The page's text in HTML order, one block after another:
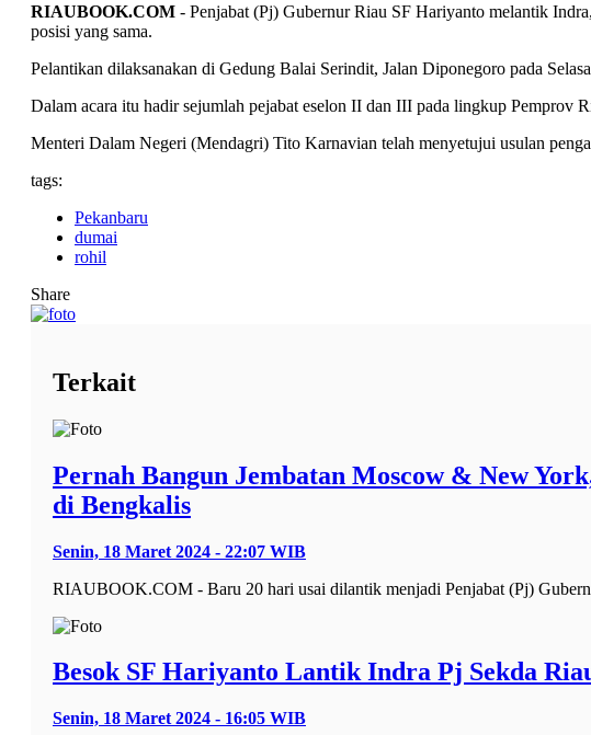
RIAUBOOK.COM - Penjabat (Pj) Gubernur Riau SF Hariyanto melantik
posisi yang sama.
Pelantikan dilaksanakan di Gedung Balai Serindit, Jalan Diponegoro pada
Dalam acara itu hadir sejumlah pejabat eselon II dan III pada lingkup Pemprov
Menteri Dalam Negeri (Mendagri) Tito Karnavian telah menyetujui usulan
tags:
Pekanbaru
dumai
rohil
Share
Terkait
Pernah Bangun Jembatan Moscow & New
di Bengkalis
Senin, 18 Maret 2024 - 22:07 WIB
RIAUBOOK.COM - Baru 20 hari usai dilantik menjadi Penjabat (Pj)
Besok SF Hariyanto Lantik Indra Pj Sekda
Senin, 18 Maret 2024 - 16:05 WIB